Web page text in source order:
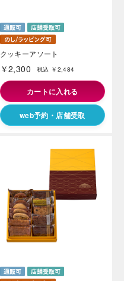
クッキーアソート
￥2,300 税込 ￥2,484
カートに入れる
web予約・店舗受取